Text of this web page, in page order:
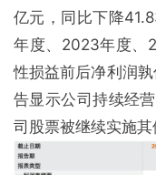
亿元，同比下降
年度、2023年度、
性损益前后净利润
告显示公司持续经
司股票被继续实施其